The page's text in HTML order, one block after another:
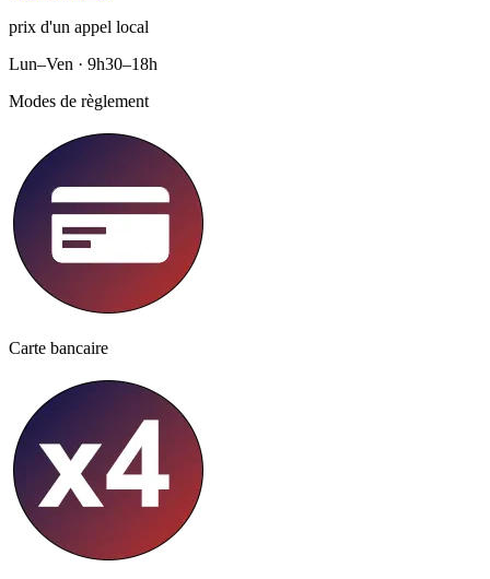
prix d'un appel local
Lun–Ven · 9h30–18h
Modes de règlement
Carte bancaire